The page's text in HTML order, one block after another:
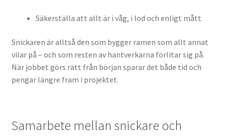
Säkerställa att allt är i våg, i lod och enligt mått
Snickaren är alltså den som bygger ramen som allt annat
vilar på – och som resten av hantverkarna förlitar sig på.
När jobbet görs rätt från början sparar det både tid och
pengar längre fram i projektet.
Samarbete mellan snickare och